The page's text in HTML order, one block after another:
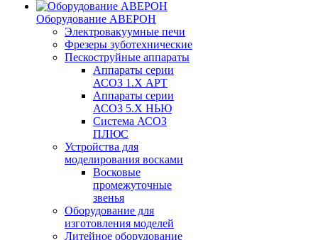
Оборудование АВЕРОН
Электровакуумные печи
Фрезеры зуботехнические
Пескоструйные аппараты
Аппараты серии
АСОЗ 1.Х АРТ
Аппараты серии
АСОЗ 5.Х НЬЮ
Система АСОЗ
ПЛЮС
Устройства для
моделирования восками
Восковые
промежуточные
звенья
Оборудование для
изготовления моделей
Литейное оборудование